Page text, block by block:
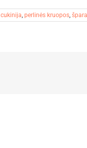
cukinija perlinės kruopos